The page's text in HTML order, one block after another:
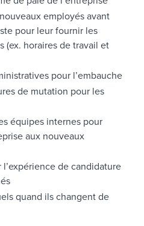
employés avant
pour leur fournir les
(ex. horaires de travail et
pour l’embauche
de mutation pour les
équipes internes pour
aux nouveaux
de candidature
quand ils changent de